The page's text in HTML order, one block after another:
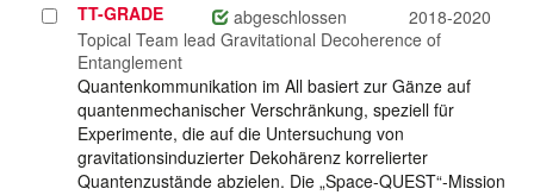
Projekt
auswählen
TT-GRADE abgeschlossen
2018-2020
Topical Team lead Gravitational Decoherence of
Entanglement
Quantenkommunikation im All basiert zur Gänze auf
quantenmechanischer Verschränkung, speziell für
Experimente, die auf die Untersuchung von
gravitationsinduzierter Dekohärenz korrelierter
Quantenzustände abzielen. Die „Space-QUEST“-Mission